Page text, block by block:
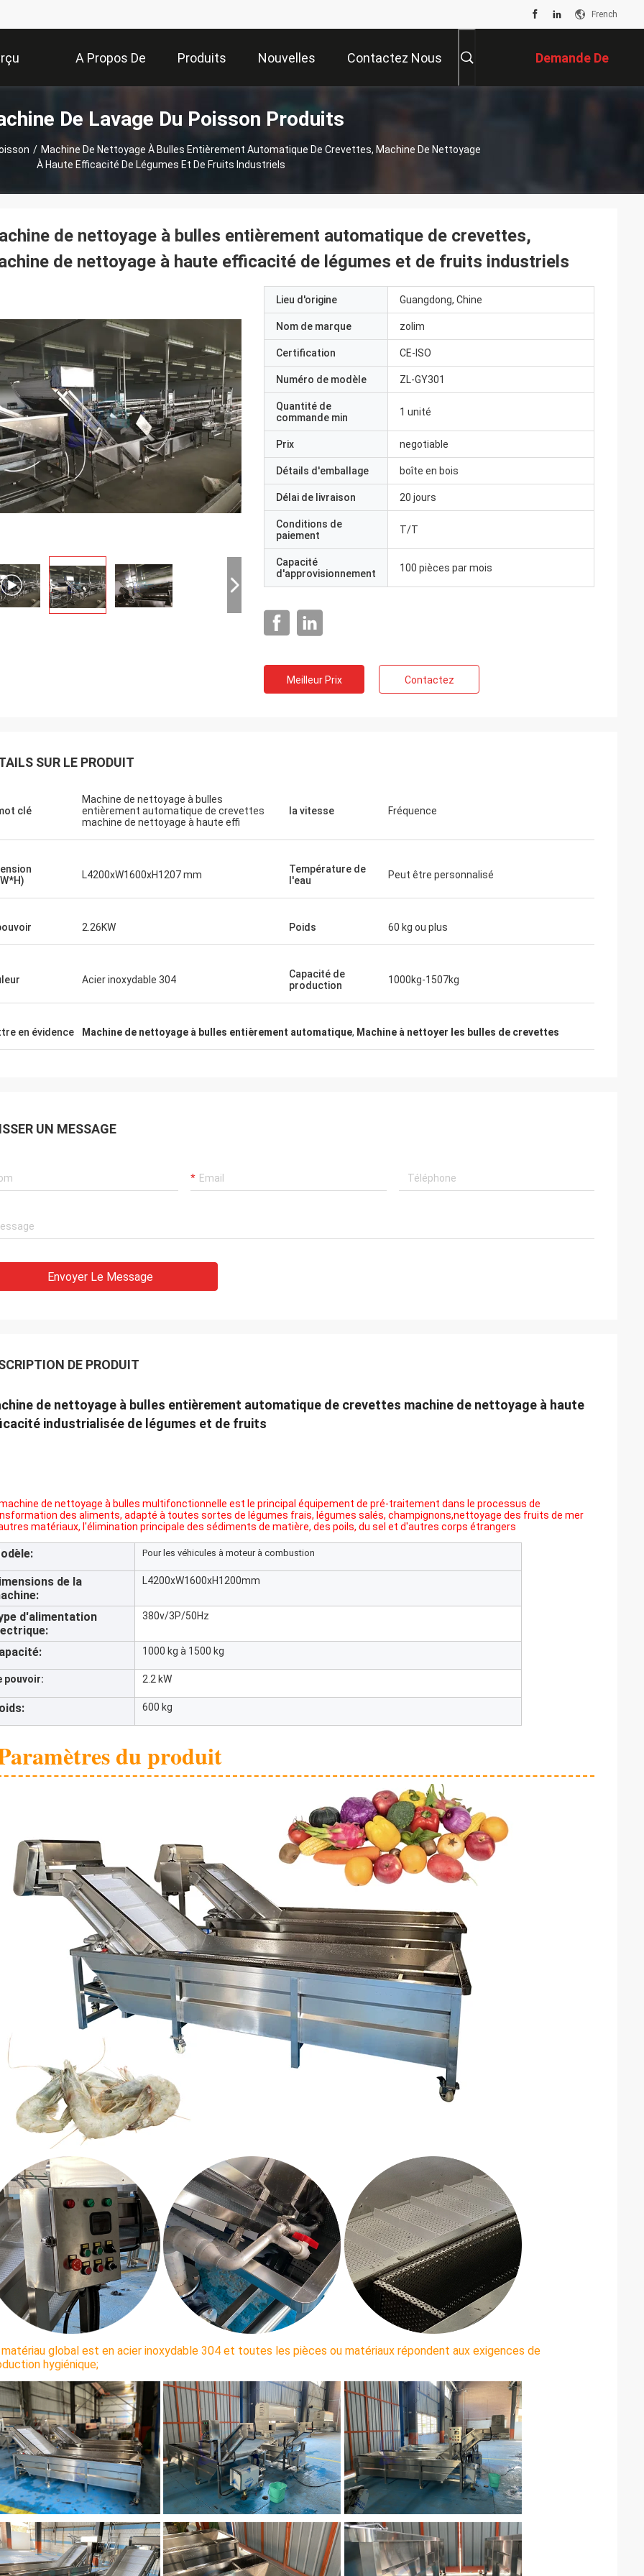
French
A Propos De
Nous
Produits Nouvelles Contactez Nous Demande De
Soumission
De Lavage Du Poisson Produits
/ Machine De Nettoyage À Bulles Entièrement Automatique De Crevettes, Machine De Nettoyage
À Haute Efficacité De Légumes Et De Fruits Industriels
de nettoyage à bulles entièrement automatique de crevettes,
de nettoyage à haute efficacité de légumes et de fruits industriels
Lieu d'origine Guangdong, Chine
Nom de marque zolim
Certification CE-ISO
Numéro de modèle ZL-GY301
Quantité de
commande min
1 unité
Prix negotiable
Détails d'emballage boîte en bois
Délai de livraison 20 jours
Conditions de
paiement
T/T
Capacité
d'approvisionnement
100 pièces par mois
Meilleur Prix Contactez
SUR LE PRODUIT
clé
Machine de nettoyage à bulles
entièrement automatique de crevettes
machine de nettoyage à haute effi
la vitesse Fréquence
L4200xW1600xH1207 mm
Température de
l'eau
Peut être personnalisé
2.26KW Poids 60 kg ou plus
Acier inoxydable 304
Capacité de
production
1000kg-1507kg
en évidence Machine de nettoyage à bulles entièrement automatique, Machine à nettoyer les bulles de crevettes
UN MESSAGE
Envoyer Le Message
DE PRODUIT
de nettoyage à bulles entièrement automatique de crevettes machine de nettoyage à haute
industrialisée de légumes et de fruits
de nettoyage à bulles multifonctionnelle est le principal équipement de pré-traitement dans le processus de
des aliments, adapté à toutes sortes de légumes frais, légumes salés, champignons,nettoyage des fruits de mer
matériaux, l'élimination principale des sédiments de matière, des poils, du sel et d'autres corps étrangers
Pour les véhicules à moteur à combustion
de la
L4200xW1600xH1200mm
d'alimentation
380v/3P/50Hz
1000 kg à 1500 kg
pouvoir: 2.2 kW
600 kg
du produit
matériau global est en acier inoxydable 304 et toutes les pièces ou matériaux répondent aux exigences de
hygiénique;